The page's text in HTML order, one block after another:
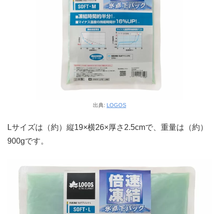
出典: LOGOS
Lサイズは（約）縦19×横26×厚さ2.5cmで、重量は（約）
900gです。